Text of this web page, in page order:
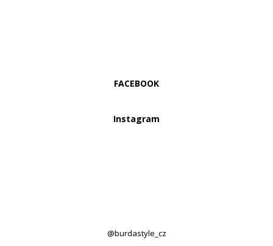
FACEBOOK
Instagram
@burdastyle_cz